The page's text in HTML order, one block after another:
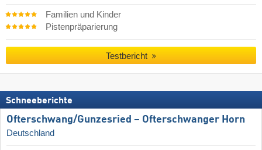
Familien und Kinder
Pistenpräparierung
Testbericht
Schneeberichte
Ofterschwang/​Gunzesried – Ofterschwanger Horn
Deutschland